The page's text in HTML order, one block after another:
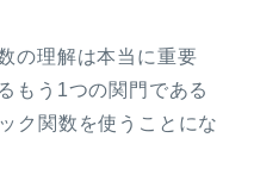
の理解は本当に重要
もう1つの関門である
ク関数を使うことにな